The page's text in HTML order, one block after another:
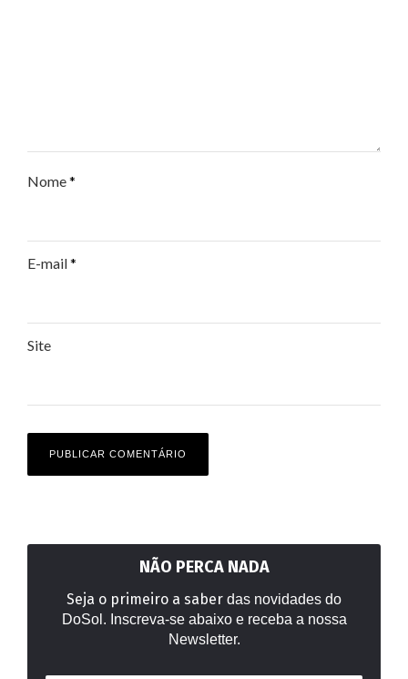
Nome*
E-mail*
Site
NÃO PERCA NADA
Seja o primeiro a saber das novidades do
DoSol. Inscreva-se abaixo e receba a nossa
Newsletter.